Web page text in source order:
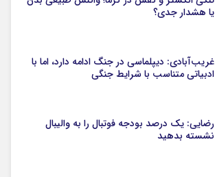
یا هشدار جدی؟
غریب‌آبادی: دیپلماسی در جنگ ادامه دارد، اما با
ادبیاتی متناسب با شرایط جنگی
رضایی: یک درصد بودجه فوتبال را به والیبال
نشسته بدهید